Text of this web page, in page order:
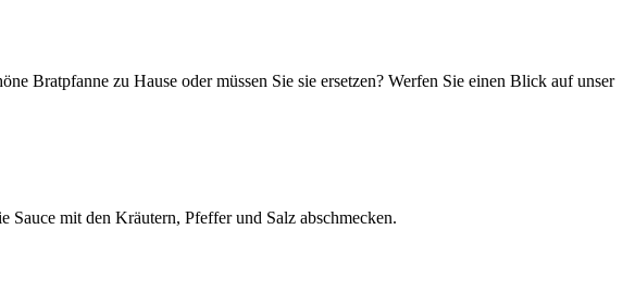
Bratpfanne zu Hause oder müssen Sie sie ersetzen? Werfen Sie einen Blick auf unser
mit den Kräutern, Pfeffer und Salz abschmecken.